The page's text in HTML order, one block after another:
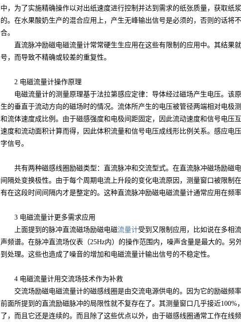
中，为了实施精确操作以对出纸速度进行控制并达到需求的纸张质量，获取纸
的。在水果酸奶生产的混合应用上，产生无峰输出信号是必须的，否则的话将
合。
直流脉冲励磁电磁流量计常常硬生生应用在这些有限制的应用中。其结果
号，而导致不精确或较差的重复性。
2 电磁流量计操作原理
电磁流量计的测量原理基于法拉第感应定律：导体经过磁场产生电压。该
生的垂直于流动方向的磁场时的情况。流体所产生的电压被管径两端相对电极
和流体速度成比例。由于磁感强度和电极间距固定，因此流动速度和信号电压
速度和流动面积计算而得，因此体积流量和信号电压成线形比例关系。感应电
字信号。
共有两种磁感线圈励磁类型：直流脉冲和交流型式。在直流脉冲磁场励磁电
间隔处变换极性。由于每个周期电流上升段的变化电流原因，测量窗口被限制
有在这段时间间隔内才是整定的。这种直流脉冲励磁电磁流量计通常应用在频率
3 电磁流量计更多需求应用
上面提到的脉冲直流磁场励磁电磁流量计受到又限制应用，比如说在多相
声频谱。在脉冲直流场仪表（25Hz内）的操作范围内，噪声含量是最大的。另
到处理。这些也造成了噪音的增加和电磁流量计输出信号的不稳定性。
4 电磁流量计用交流场技术作为补救
交流场励磁电磁流量计的磁感线圈是由交流电源供电的。因为它的励磁频
前面所提到的直流励磁脉冲的局限性就不复存在了。其测量窗口几乎接近
了，而且它还是连续的。而且除了这些优点以外，由于磁感线圈通常工作在线